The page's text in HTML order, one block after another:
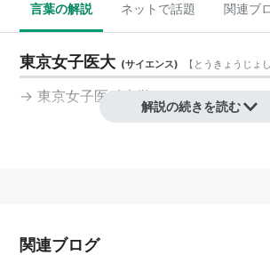
言葉の解説 ネットで話題 関連ブ
東京女子医大 (サイエンス) 【 とうきょうじょ
→東京女子医科大学
解説の続きを読む
関連ブログ